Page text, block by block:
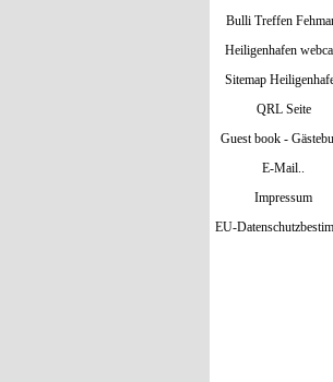
Bulli Treffen
Heiligenhafen
Sitemap
QRL Seite
Guest book -
E-Mail..
Impressum
EU-Datenschutzbestimmungen Mai 2018